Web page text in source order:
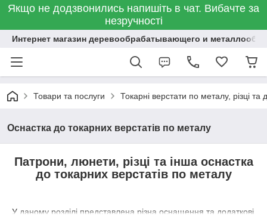
Якщо не додзвонились напишіть в чат. Вибачте за
незручності
Интернет магазин деревообрабатывающего и
Товари та послуги Токарні верстати по металу, різці та
Оснастка до токарних верстатів по металу
Патрони, люнети, різці та інша оснастка
до токарних верстатів по металу
У даному розділі представлена різна оснащення та додаткові